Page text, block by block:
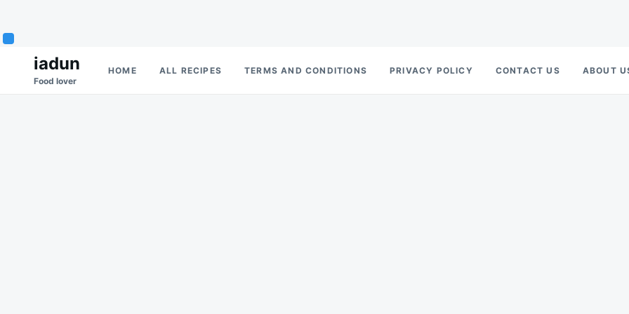
Search
for:
iadun
Food lover
HOME ALL RECIPES TERMS AND CONDITIONS PRIVACY POLICY CONTACT US ABOUT